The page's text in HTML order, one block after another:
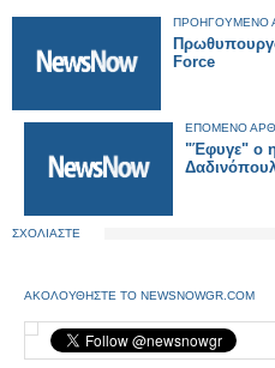
ΠΡΟΗΓΟΥΜΕΝΟ
Force
ΕΠΟΜΕΝΟ
"Έφυγε" ο
ΣΧΟΛΙΑΣΤΕ
ΑΚΟΛΟΥΘΗΣΤΕ ΤΟ NEWSNOWGR.COM